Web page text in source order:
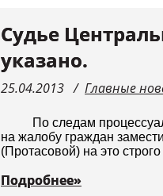
Судье
указано.
25.04.2013 Главные
По следам
на жалобу граждан
(Протасовой) на это строго
Подробнее»